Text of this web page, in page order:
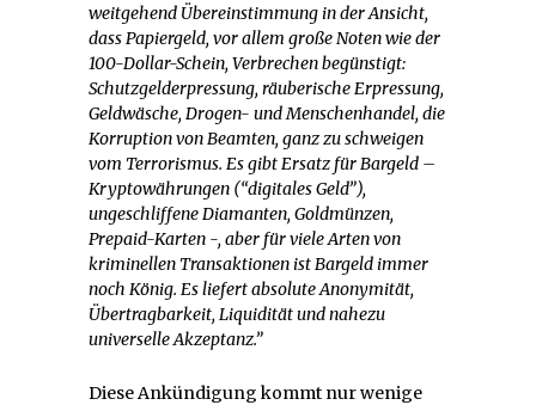
weitgehend Übereinstimmung in der Ansicht,
dass Papiergeld, vor allem große Noten wie der
100-Dollar-Schein, Verbrechen begünstigt:
Schutzgelderpressung, räuberische Erpressung,
Geldwäsche, Drogen- und Menschenhandel, die
Korruption von Beamten, ganz zu schweigen
vom Terrorismus. Es gibt Ersatz für Bargeld –
Kryptowährungen (“digitales Geld”),
ungeschliffene Diamanten, Goldmünzen,
Prepaid-Karten -, aber für viele Arten von
kriminellen Transaktionen ist Bargeld immer
noch König. Es liefert absolute Anonymität,
Übertragbarkeit, Liquidität und nahezu
universelle Akzeptanz.”
Diese Ankündigung kommt nur wenige